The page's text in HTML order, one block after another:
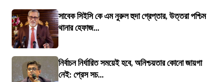
সাবেক সিইসি কে এম নুরুল হুদা গ্রেপ্তার, উত্তরা পশ্চিম
থানার হেফাজ...
নির্বাচন নির্ধারিত সময়েই হবে, অনিশ্চয়তার কোনো জায়গা
নেই: প্রেস সচ...